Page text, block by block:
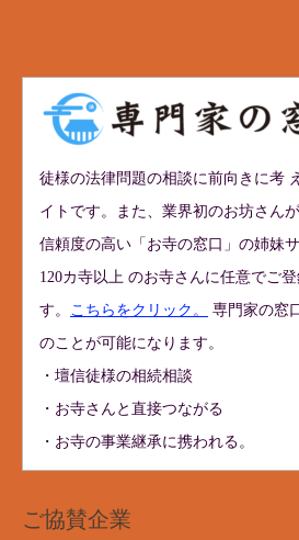
徒様の法律問題の相談に前向きに考
イトです。また、業界初のお坊さん
信頼度の高い「お寺の窓口」の姉妹
120カ寺以上 のお寺さんに任意でご
す。 こちらをクリック。
専門家の窓
のことが可能になります。
・壇信徒様の相続相談
・お寺さんと直接つながる
・お寺の事業継承に携われる。
ご協賛企業